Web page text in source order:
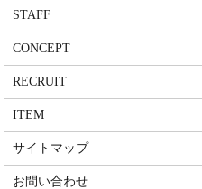
STAFF
CONCEPT
RECRUIT
ITEM
サイトマップ
お問い合わせ